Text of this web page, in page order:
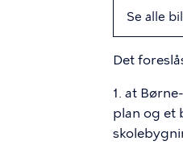
Se alle
Det
1. at
plan og et